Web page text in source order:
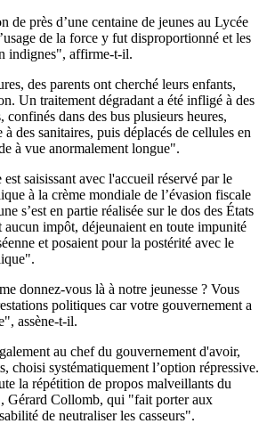
de près d’une centaine de jeunes au Lycée
de la force y fut disproportionné et les
indignes", affirme-t-il.
des parents ont cherché leurs enfants,
Un traitement dégradant a été infligé à des
confinés dans des bus plusieurs heures,
à des sanitaires, puis déplacés de cellules en
à vue anormalement longue".
saisissant avec l'accueil réservé par le
à la crème mondiale de l’évasion fiscale
s’est en partie réalisée sur le dos des États
aucun impôt, déjeunaient en toute impunité
et posaient pour la postérité avec le
donnez-vous là à notre jeunesse ? Vous
politiques car votre gouvernement a
assène-t-il.
au chef du gouvernement d'avoir,
choisi systématiquement l’option répressive.
la répétition de propos malveillants du
Gérard Collomb, qui "fait porter aux
de neutraliser les casseurs".